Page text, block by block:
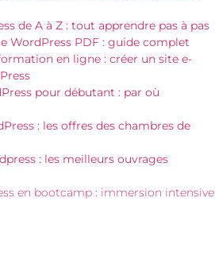
de A à Z : tout apprendre pas à pas
WordPress PDF : guide complet
en ligne : créer un site e-
pour débutant : par où
: les offres des chambres de
: les meilleurs ouvrages
en bootcamp : immersion intensive